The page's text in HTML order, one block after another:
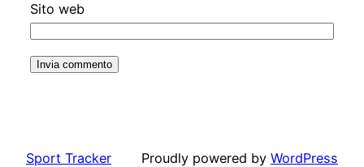
Sito web
Sport Tracker Proudly powered by WordPress